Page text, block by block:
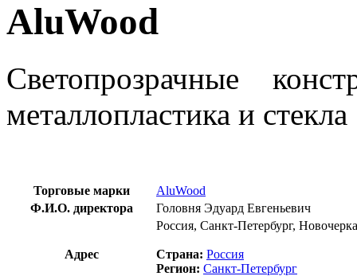
AluWood
Светопрозрачные
металлопластика и стекла
Торговые марки
AluWood
Ф.И.О. директора
Головня Эдуард Евгеньевич
Адрес
Россия, Санкт-Петербург,
Страна: Россия
Регион: Санкт-Петербург